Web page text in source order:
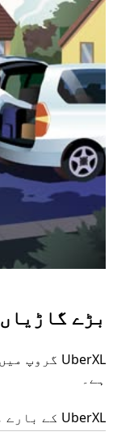
بڑے گاڑیاں UberXL
ہے۔
UberXL کے بارے میں مزید جانیں